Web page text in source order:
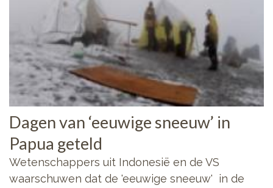
Dagen van ‘eeuwige sneeuw’ in
Papua geteld
Wetenschappers uit Indonesië en de VS
waarschuwen dat de 'eeuwige sneeuw' in de